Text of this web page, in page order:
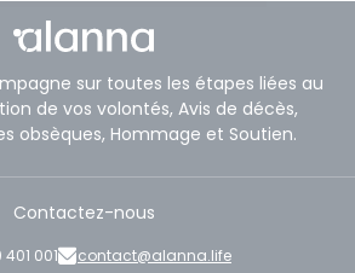
sur toutes les étapes liées au
de vos volontés, Avis de décès,
obsèques, Hommage et Soutien.
Contactez-nous
001 contact@alanna.life